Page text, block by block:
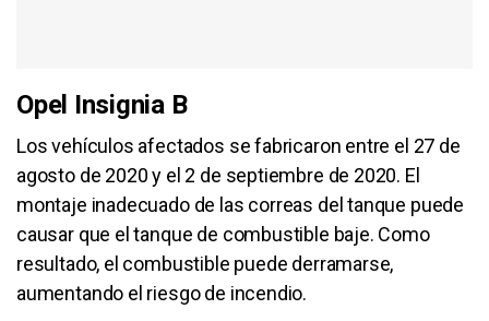
Opel Insignia B
Los vehículos afectados se fabricaron entre el 27 de
agosto de 2020 y el 2 de septiembre de 2020. El
montaje inadecuado de las correas del tanque puede
causar que el tanque de combustible baje. Como
resultado, el combustible puede derramarse,
aumentando el riesgo de incendio.